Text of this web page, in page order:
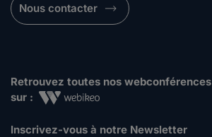
Nous contacter
Retrouvez toutes nos webconférences
sur :
Inscrivez-vous à notre Newsletter